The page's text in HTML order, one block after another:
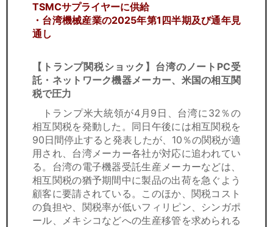
TSMCサプライヤーに供給
・台湾機械産業の2025年第1四半期及び通年見
通し
【トランプ関税ショック】台湾のノートPC受
託・ネットワーク機器メーカー、米国の相互関
税で圧力
トランプ米大統領が4月9日、台湾に32％の
相互関税を発動した。同日午後には相互関税を
90日間停止すると発表したが、10％の関税が適
用され、台湾メーカー各社が対応に追われてい
る。台湾の電子機器受託生産メーカーなどは、
相互関税の猶予期間中に製品の出荷を急ぐよう
顧客に要請されている。このほか、関税コスト
の負担や、関税率が低いフィリピン、シンガポ
ール、メキシコなどへの生産移管を求められる